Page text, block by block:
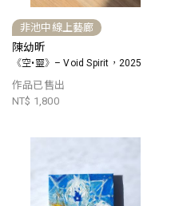
非池中線上藝廊
陳幼昕
《空•靈》– Void Spirit，2025
作品已售出
NT$ 1,800